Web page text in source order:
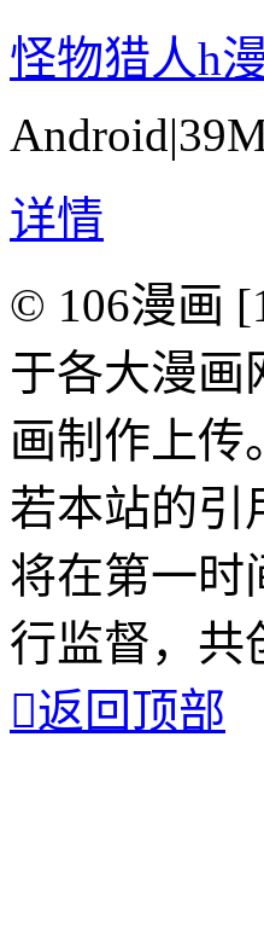
怪物猎人h
Android|
详情
© 106漫画
于各大漫画
画制作上传
若本站的引
将在第一时
行监督，共
返回顶部